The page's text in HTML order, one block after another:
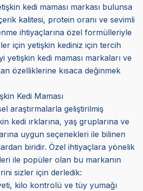
kedi maması markası bulunsa
kalitesi, protein oranı ve sevimli
ihtiyaçlarına özel formülleriyle
için yetişkin kediniz için tercih
yetişkin kedi maması markaları ve
özelliklerine kısaca değinmek
Kedi Maması
araştırmalarla geliştirilmiş
kedi ırklarına, yaş gruplarına ve
uygun seçenekleri ile bilinen
biridir. Özel ihtiyaçlara yönelik
ile popüler olan bu markanın
sizler için derledik:
kilo kontrolü ve tüy yumağı